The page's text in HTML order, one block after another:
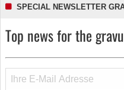
SPECIAL NEWSLETTER
Top news for the